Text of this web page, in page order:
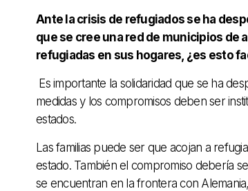
Ante la crisis de refugiados se ha
que se cree una red de municipios de
refugiadas en sus hogares, ¿es esto
Es importante la solidaridad que se ha
medidas y los compromisos deben ser
estados.
Las familias puede ser que acojan a
estado. También el compromiso debería
se encuentran en la frontera con